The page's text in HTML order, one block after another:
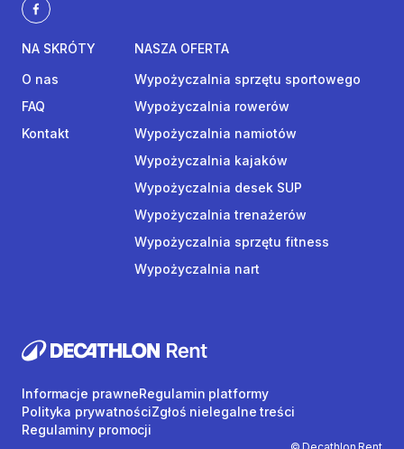
NA SKRÓTY
O nas
FAQ
Kontakt
NASZA OFERTA
Wypożyczalnia sprzętu sportowego
Wypożyczalnia rowerów
Wypożyczalnia namiotów
Wypożyczalnia kajaków
Wypożyczalnia desek SUP
Wypożyczalnia trenażerów
Wypożyczalnia sprzętu fitness
Wypożyczalnia nart
Informacje prawneRegulamin platformy
Polityka prywatnościZgłoś nielegalne treści
Regulaminy promocji